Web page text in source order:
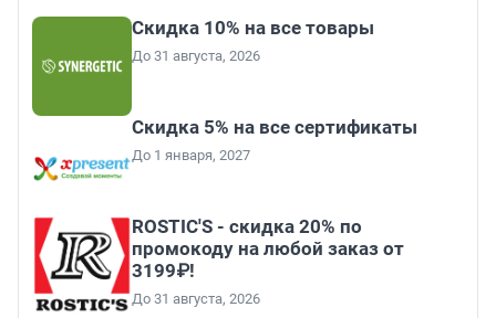
Скидка 10% на все товары
До 31 августа, 2026
Скидка 5% на все сертификаты
До 1 января, 2027
ROSTIC'S - скидка 20% по
промокоду на любой заказ от
3199₽!
До 31 августа, 2026